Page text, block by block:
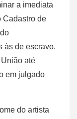
a imediata
Cadastro de
às de escravo.
até
em julgado
do artista